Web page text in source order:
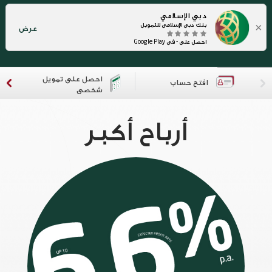
×
دبي الإسلامي
بنك دبي الإسلامي للتمويل
احصل على - في Google Play
عرض
افتح حساب
احصل على تمويل
شخصي
أرباح أكبر